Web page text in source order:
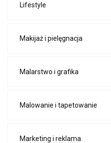
Lifestyle
Makijaż i pielęgnacja
Malarstwo i grafika
Malowanie i tapetowanie
Marketing i reklama